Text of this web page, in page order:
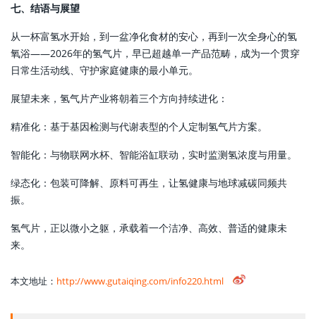
七、结语与展望
从一杯富氢水开始，到一盆净化食材的安心，再到一次全身心的氢
氧浴——2026年的氢气片，早已超越单一产品范畴，成为一个贯穿
日常生活动线、守护家庭健康的最小单元。
展望未来，氢气片产业将朝着三个方向持续进化：
精准化：基于基因检测与代谢表型的个人定制氢气片方案。
智能化：与物联网水杯、智能浴缸联动，实时监测氢浓度与用量。
绿态化：包装可降解、原料可再生，让氢健康与地球减碳同频共
振。
氢气片，正以微小之躯，承载着一个洁净、高效、普适的健康未
来。
本文地址： http://www.gutaiqing.com/info220.html